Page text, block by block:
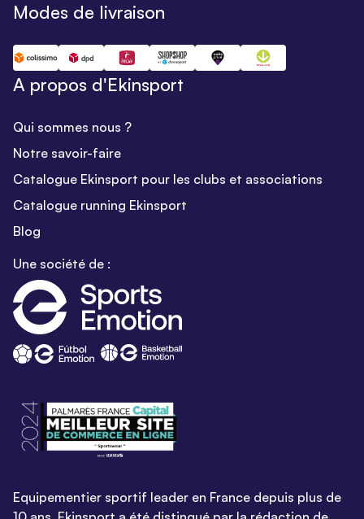
Modes de livraison
A propos d'Ekinsport
Qui sommes nous ?
Notre savoir-faire
Catalogue Ekinsport pour les clubs et associations
Catalogue running Ekinsport
Blog
Une société de :
Equipementier sportif leader en France depuis plus de